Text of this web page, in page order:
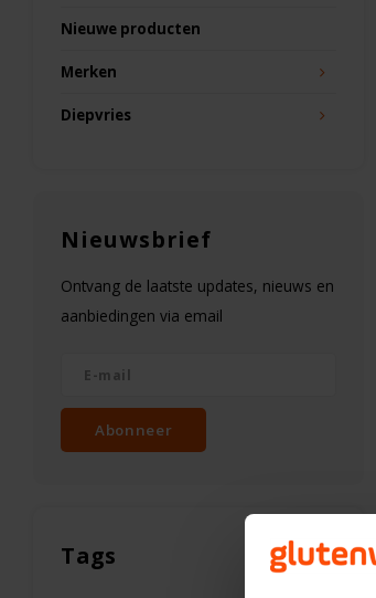
Nieuwe producten
Merken
Diepvries
Nieuwsbrief
Ontvang de laatste updates, nieuws en
aanbiedingen via email
Abonneer
Tags